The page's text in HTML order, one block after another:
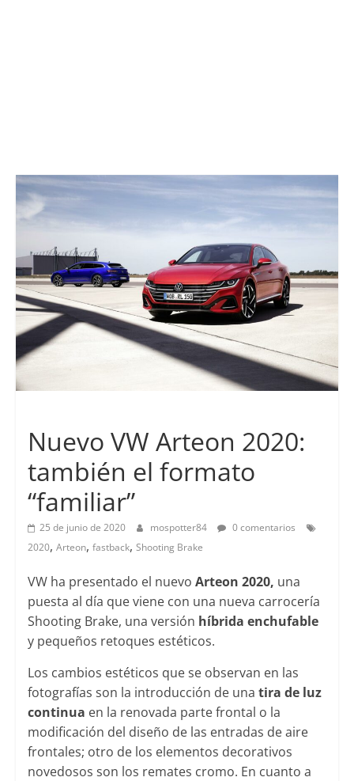
Nuevo VW Arteon 2020:
también el formato
“familiar”
25 de junio de 2020 mospotter84
0 comentarios
2020, Arteon, fastback, Shooting Brake
VW ha presentado el nuevo Arteon 2020, una
puesta al día que viene con una nueva carrocería
Shooting Brake, una versión híbrida enchufable
y pequeños retoques estéticos.
Los cambios estéticos que se observan en las
fotografías son la introducción de una tira de luz
continua en la renovada parte frontal o la
modificación del diseño de las entradas de aire
frontales; otro de los elementos decorativos
novedosos son los remates cromo. En cuanto a